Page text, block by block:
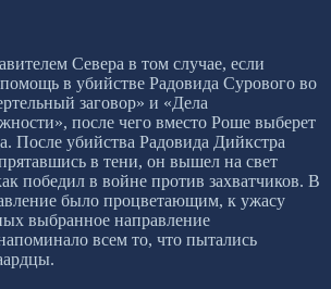
Севера в том случае, если
в убийстве Радовида Сурового во
заговор» и «Дела
после чего вместо Роше выберет
После убийства Радовида Дийкстра
в тени, он вышел на свет
победил в войне против захватчиков. В
было процветающим, к ужасу
выбранное направление
всем то, что пытались